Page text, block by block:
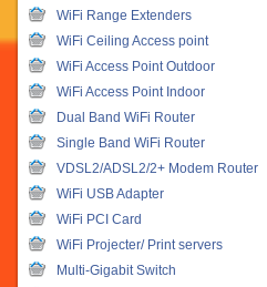
WiFi Range Extenders
WiFi Ceiling Access point
WiFi Access Point Outdoor
WiFi Access Point Indoor
Dual Band WiFi Router
Single Band WiFi Router
VDSL2/ADSL2/2+ Modem Router
WiFi USB Adapter
WiFi PCI Card
WiFi Projecter/ Print servers
Multi-Gigabit Switch